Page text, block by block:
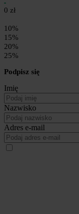
0 zł
10%
15%
20%
25%
Podpisz się
Imię
Nazwisko
Adres e-mail